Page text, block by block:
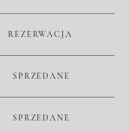
REZERWACJA
SPRZEDANE
SPRZEDANE